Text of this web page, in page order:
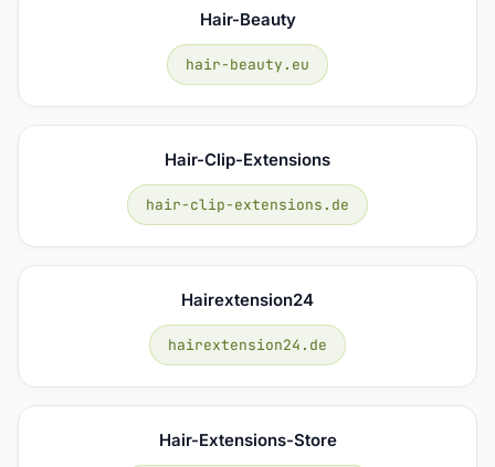
Hair-Beauty
hair-beauty.eu
Hair-Clip-Extensions
hair-clip-extensions.de
Hairextension24
hairextension24.de
Hair-Extensions-Store